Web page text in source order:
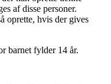
af disse personer.
oprette, hvis der gives
barnet fylder 14 år.